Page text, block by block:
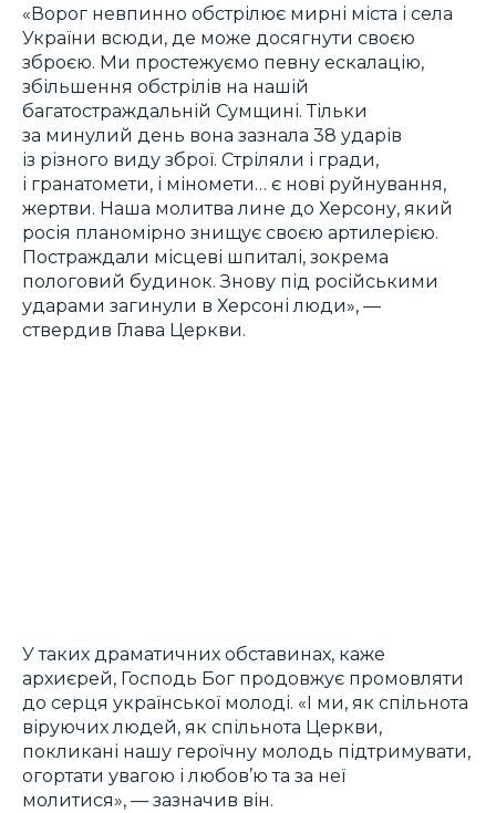
«Ворог невпинно обстрілює мирні міста і села
України всюди, де може досягнути своєю
зброєю. Ми простежуємо певну ескалацію,
збільшення обстрілів на нашій
багатостраждальній Сумщині. Тільки
за минулий день вона зазнала 38 ударів
із різного виду зброї. Стріляли і гради,
і гранатомети, і міномети… є нові руйнування,
жертви. Наша молитва лине до Херсону, який
росія планомірно знищує своєю артилерією.
Постраждали місцеві шпиталі, зокрема
пологовий будинок. Знову під російськими
ударами загинули в Херсоні люди», —
ствердив Глава Церкви.
У таких драматичних обставинах, каже
архиєрей, Господь Бог продовжує промовляти
до серця української молоді. «І ми, як спільнота
віруючих людей, як спільнота Церкви,
покликані нашу героїчну молодь підтримувати,
огортати увагою і любов’ю та за неї
молитися», — зазначив він.